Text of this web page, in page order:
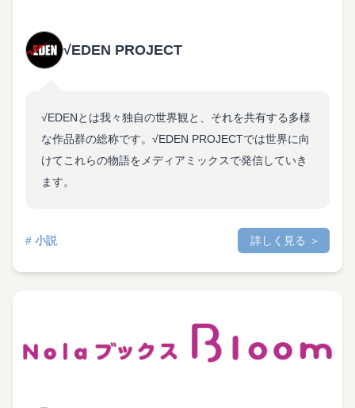
√EDEN PROJECT
√EDENとは我々独自の世界観と、それを共有する多様
な作品群の総称です。√EDEN PROJECTでは世界に向
けてこれらの物語をメディアミックスで発信していき
ます。
# 小説 詳しく見る ＞